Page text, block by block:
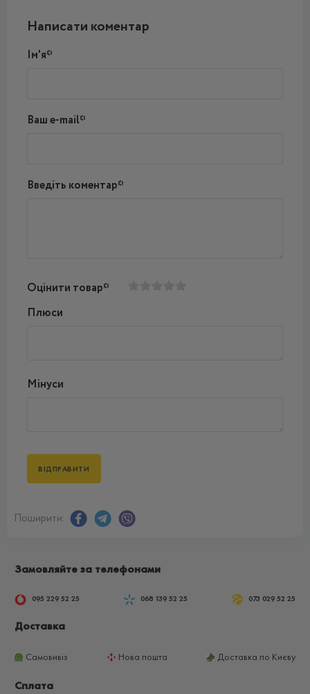
Написати коментар
Ім'я*
Ваш e-mail*
Введіть коментар*
Оцінити товар*
Плюси
Мінуси
Поширити:
Замовляйте за телефонами
095 229 52 25 068 139 52 25 073 029 52 25
Доставка
Самовивіз Нова пошта Доставка по Києву
Сплата